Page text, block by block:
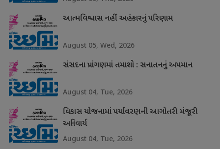
આત્મવિશ્વાસ નહીં અહંકારનું પરિણામ
August 05, Wed, 2026
સંસદના પ્રાંગણમાં તમાશો : સનાતનનું અપમાન
August 04, Tue, 2026
વિકાસ યોજનામાં પર્યાવરણની આગોતરી મંજૂરી
અનિવાર્ય
August 04, Tue, 2026